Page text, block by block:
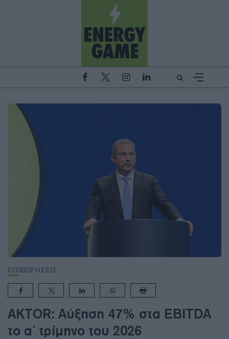
ΕΠΙΧΕΙΡΗΣΕΙΣ
AKTOR: Αύξηση 47% στα EBITDA
το α΄ τρίμηνο του 2026